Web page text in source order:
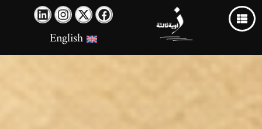
English